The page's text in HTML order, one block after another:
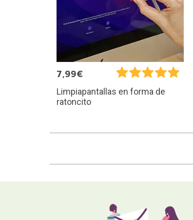
7,99€
Limpiapantallas en forma de
ratoncito